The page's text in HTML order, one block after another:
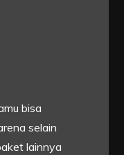
bisa
selain
lainnya